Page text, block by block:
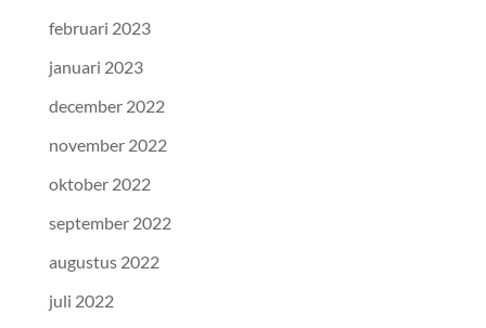
februari 2023
januari 2023
december 2022
november 2022
oktober 2022
september 2022
augustus 2022
juli 2022